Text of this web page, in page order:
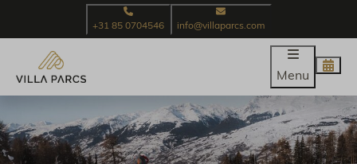
+31 85 0704546 info@villaparcs.com
Menu